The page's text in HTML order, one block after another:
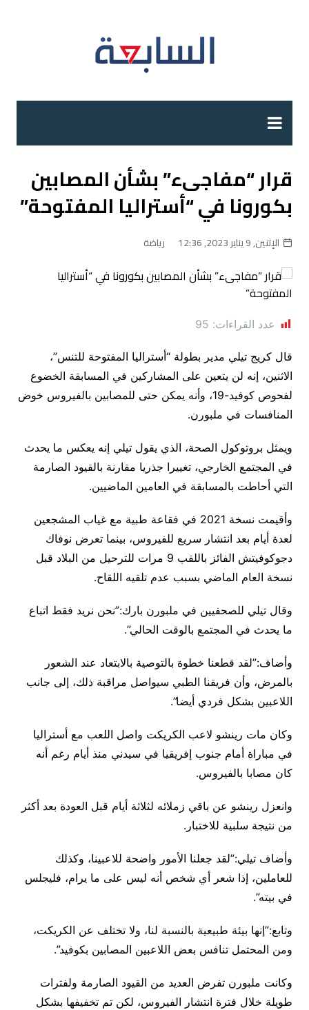
قرار “مفاجىء” بشأن المصابين
بكورونا في “أستراليا المفتوحة”
الإثنين, 9 يناير 2023, 12:36 رياضة
عدد القراءات: 95
قال كريج تيلي مدير بطولة “أستراليا المفتوحة للتنس”،
الاثنين، إنه لن يتعين على المشاركين في المسابقة الخضوع
لفحوص كوفيد-19، وأنه يمكن حتى للمصابين بالفيروس خوض
المنافسات في ملبورن.
ويمثل بروتوكول الصحة، الذي يقول تيلي إنه يعكس ما يحدث
في المجتمع الخارجي، تغييرا جذريا مقارنة بالقيود الصارمة
التي أحاطت بالمسابقة في العامين الماضيين.
وأقيمت نسخة 2021 في فقاعة طبية مع غياب المشجعين
لعدة أيام بعد انتشار سريع للفيروس، بينما تعرض نوفاك
دجوكوفيتش الفائز باللقب 9 مرات للترحيل من البلاد قبل
نسخة العام الماضي بسبب عدم تلقيه اللقاح.
وقال تيلي للصحفيين في ملبورن بارك:”نحن نريد فقط اتباع
ما يحدث في المجتمع بالوقت الحالي”.
وأضاف:”لقد قطعنا خطوة بالتوصية بالابتعاد عند الشعور
بالمرض، وأن فريقنا الطبي سيواصل مراقبة ذلك، إلى جانب
اللاعبين بشكل فردي أيضا”.
وكان مات رينشو لاعب الكريكت واصل اللعب مع أستراليا
في مباراة أمام جنوب إفريقيا في سيدني منذ أيام رغم أنه
كان مصابا بالفيروس.
وانعزل رينشو عن باقي زملائه لثلاثة أيام قبل العودة بعد أكثر
من نتيجة سلبية للاختبار.
وأضاف تيلي:”لقد جعلنا الأمور واضحة للاعبينا، وكذلك
للعاملين، إذا شعر أي شخص أنه ليس على ما يرام، فليجلس
في بيته”.
وتابع:”إنها بيئة طبيعية بالنسبة لنا، ولا تختلف عن الكريكت،
ومن المحتمل تنافس بعض اللاعبين المصابين بكوفيد”.
وكانت ملبورن تفرض العديد من القيود الصارمة ولفترات
طويلة خلال فترة انتشار الفيروس، لكن تم تخفيفها بشكل